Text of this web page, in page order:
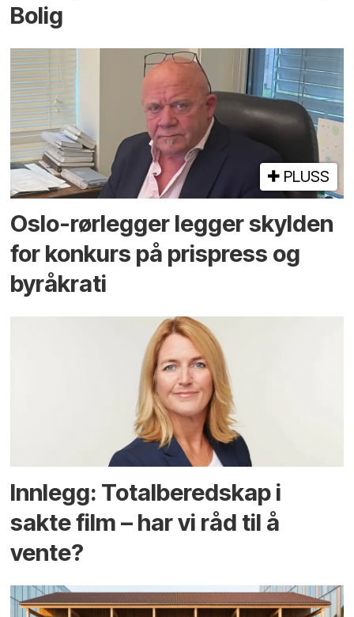
Bolig
PLUSS
Oslo-rørlegger legger skylden
for konkurs på prispress og
byråkrati
Innlegg: Totalberedskap i
sakte film – har vi råd til å
vente?